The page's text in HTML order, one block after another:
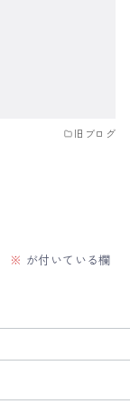
旧ブログ
※ が付いている欄